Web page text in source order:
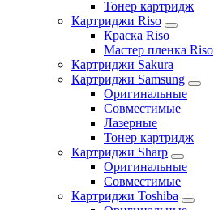
Тонер картридж
Картриджи Riso
Краска Riso
Мастер пленка Riso
Картриджи Sakura
Картриджи Samsung
Оригинальные
Совместимые
Лазерные
Тонер картридж
Картриджи Sharp
Оригинальные
Совместимые
Картриджи Toshiba